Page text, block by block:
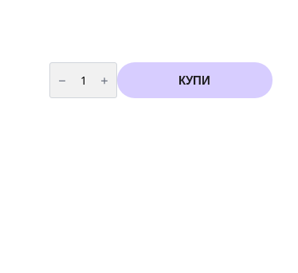
количество
за
Балони
с
КУПИ